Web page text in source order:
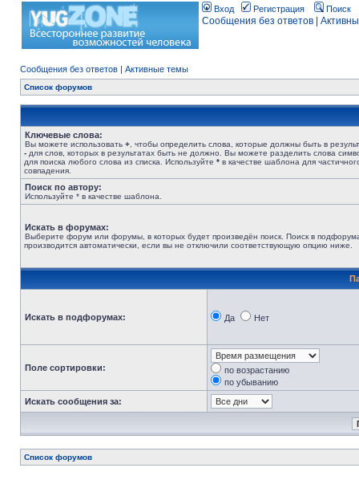
Вход Регистрация Поиск
Сообщения без ответов
Сообщения без ответов | Активные темы
Список форумов
Ключевые слова:
Вы можете использовать + , чтобы определить слова, которые должны быть в
- для слов, которых в результатах быть не должно. Вы можете разделить слова
для поиска любого слова из списка. Используйте * в качестве шаблона для
совпадения.
Поиск по автору:
Используйте * в качестве шаблона.
Искать в форумах:
Выберите форум или форумы, в которых будет произведён поиск. Поиск в
производится автоматически, если вы не отключили соответствующую опцию ниже.
Искать в подфорумах: Да Нет
Поле сортировки:
по возрастанию
по убыванию
Искать сообщения за:
Список форумов